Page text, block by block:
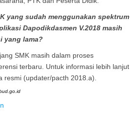
yang sudah menggunakan spektrum
Dapodikdasmen V.2018 masih
yang lama?
SMK masih dalam proses
terbaru. Untuk informasi lebih lanjut
resmi (updater/pacth 2018.a).